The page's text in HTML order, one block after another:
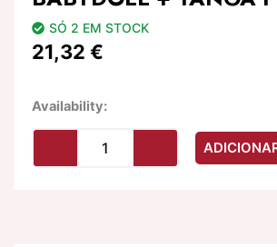
SÓ 2 EM STOCK
21,32 €
Availability:Quantidade
LIVCO
CORSETTI